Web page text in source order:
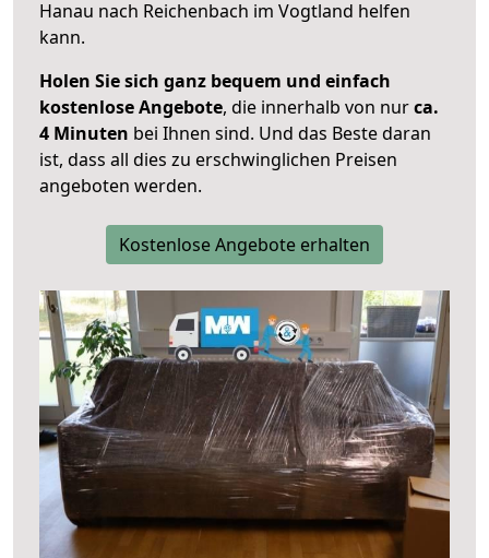
Hanau nach Reichenbach im Vogtland helfen
kann.
Holen Sie sich ganz bequem und einfach
kostenlose Angebote, die innerhalb von nurca.
4 Minuten bei Ihnen sind. Und das Beste daran
ist, dass all dies zu erschwinglichen Preisen
angeboten werden.
Kostenlose Angebote erhalten